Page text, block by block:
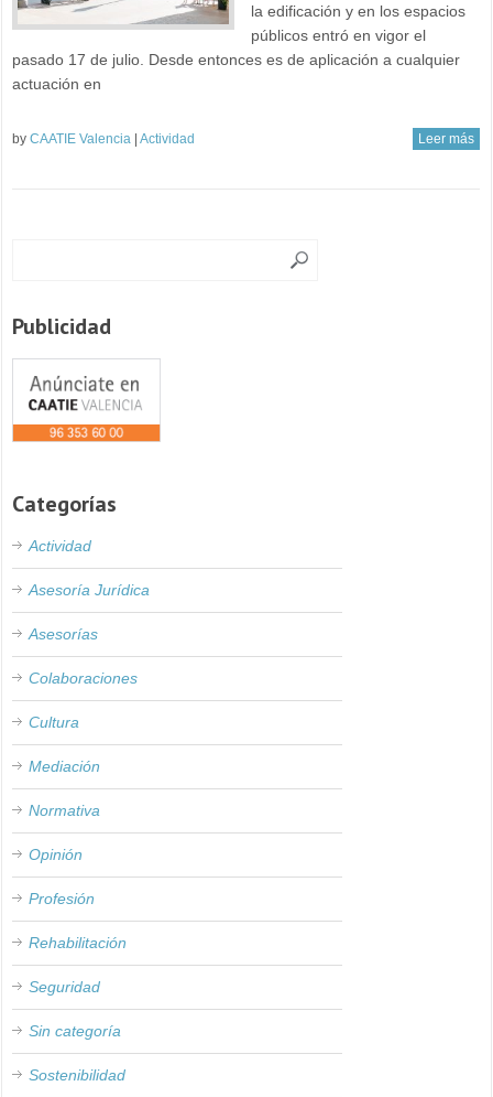
la edificación y en los espacios
públicos entró en vigor el
pasado 17 de julio. Desde entonces es de aplicación a cualquier
actuación en
byCAATIE Valencia |Actividad Leer más
Publicidad
Categorías
Actividad
Asesoría Jurídica
Asesorías
Colaboraciones
Cultura
Mediación
Normativa
Opinión
Profesión
Rehabilitación
Seguridad
Sin categoría
Sostenibilidad